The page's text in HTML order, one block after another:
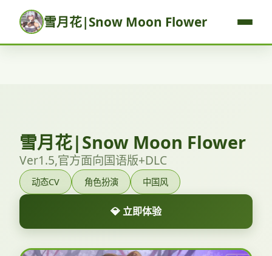
雪月花|Snow Moon Flower
雪月花|Snow Moon Flower
Ver1.5,官方面向国语版+DLC
动态CV 角色扮演 中国风
💎 立即体验